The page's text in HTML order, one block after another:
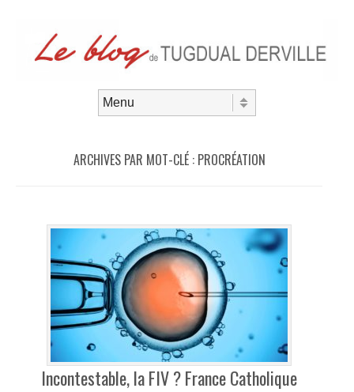
ARCHIVES PAR MOT-CLÉ : PROCRÉATION
Incontestable, la FIV ? France Catholique